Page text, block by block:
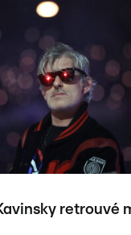
retrouvé